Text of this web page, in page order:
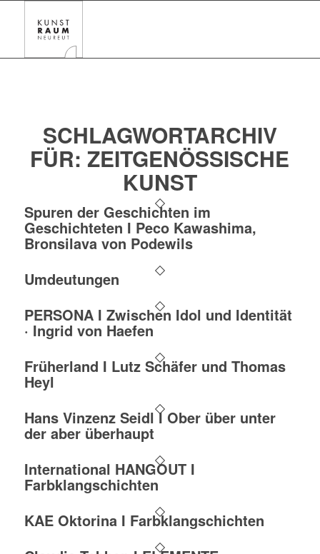
SCHLAGWORTARCHIV
FÜR: ZEITGENÖSSISCHE
KUNST
Spuren der Geschichten im
Geschichteten I Peco Kawashima,
Bronsilava von Podewils
Umdeutungen
PERSONA I Zwischen Idol und Identität
· Ingrid von Haefen
Früherland I Lutz Schäfer und Thomas
Heyl
Hans Vinzenz Seidl I Ober über unter
der aber überhaupt
International HANGOUT I
Farbklangschichten
KAE Oktorina I Farbklangschichten